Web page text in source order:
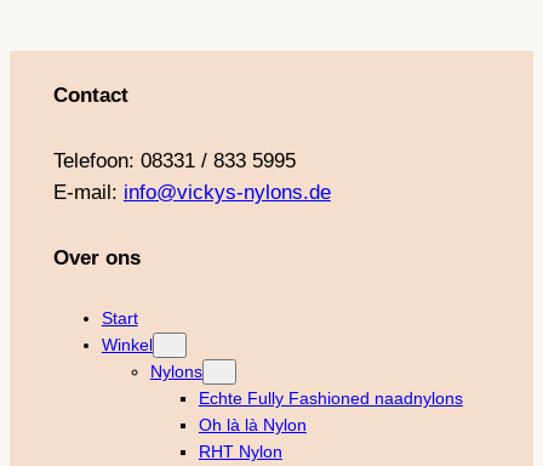
Contact
Telefoon: 08331 / 833 5995
E-mail: info@vickys-nylons.de
Over ons
Start
Winkel
Nylons
Echte Fully Fashioned naadnylons
Oh là là Nylon
RHT Nylon